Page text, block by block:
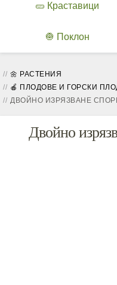
🥒 Краставици
🧅 Поклон
🌼 РАСТЕНИЯ
🍎 ПЛОДОВЕ И ГОРСКИ
ДВОЙНО ИЗРЯЗВАНЕ
Двойно